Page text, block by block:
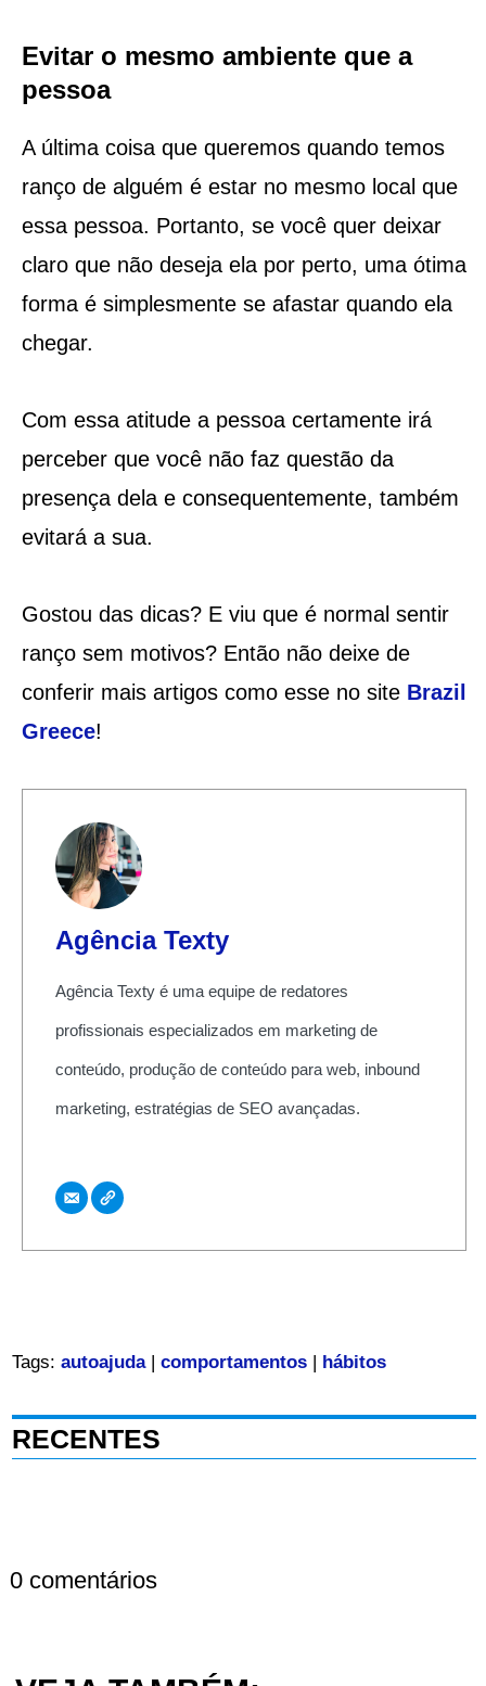
Evitar o mesmo ambiente que a
pessoa
A última coisa que queremos quando temos
ranço de alguém é estar no mesmo local que
essa pessoa. Portanto, se você quer deixar
claro que não deseja ela por perto, uma ótima
forma é simplesmente se afastar quando ela
chegar.
Com essa atitude a pessoa certamente irá
perceber que você não faz questão da
presença dela e consequentemente, também
evitará a sua.
Gostou das dicas? E viu que é normal sentir
ranço sem motivos? Então não deixe de
conferir mais artigos como esse no site Brazil
Greece!
Agência Texty
Agência Texty é uma equipe de redatores
profissionais especializados em marketing de
conteúdo, produção de conteúdo para web, inbound
marketing, estratégias de SEO avançadas.
Tags: autoajuda| comportamentos| hábitos
RECENTES
0 comentários